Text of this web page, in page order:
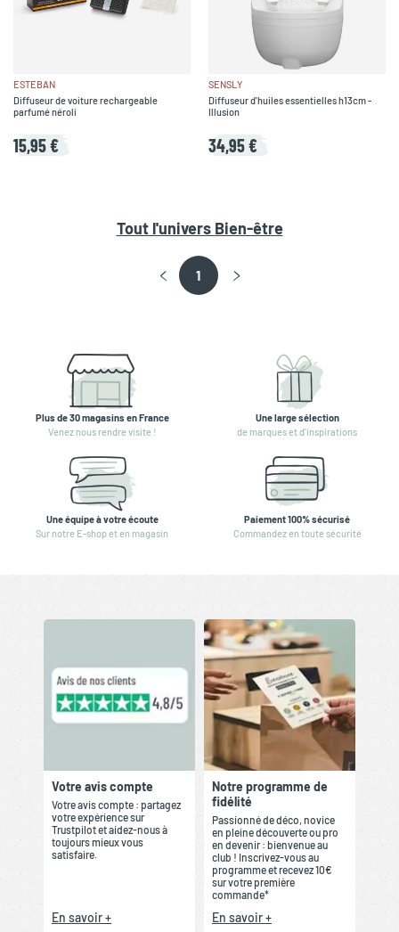
ESTEBAN
Diffuseur de voiture rechargeable
parfumé néroli
15,95 €
SENSLY
Diffuseur d'huiles essentielles h13cm -
Illusion
34,95 €
Tout l'univers Bien-être
1
Plus de 30 magasins en France
Venez nous rendre visite !
Une large sélection
de marques et d'inspirations
Une équipe à votre écoute
Sur notre E-shop et en magasin
Paiement 100% sécurisé
Commandez en toute sécurité
Votre avis compte
Votre avis compte : partagez
votre expérience sur
Trustpilot et aidez-nous à
toujours mieux vous
satisfaire.
En savoir +
Notre programme de
fidélité
Passionné de déco, novice
en pleine découverte ou pro
en devenir : bienvenue au
club ! Inscrivez-vous au
programme et recevez 10€
sur votre première
commande*
En savoir +